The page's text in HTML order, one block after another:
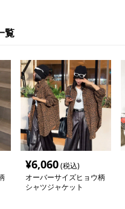
覧
¥6,060(税込)
オーバーサイズヒョウ柄
シャツジャケット